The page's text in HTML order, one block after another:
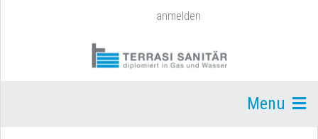
anmelden
Menu